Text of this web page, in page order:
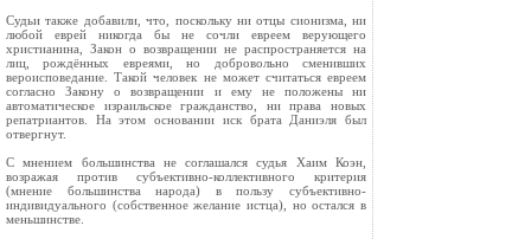
Судьи также добавили, что, поскольку ни отцы сионизма, ни
любой еврей никогда бы не сочли евреем верующего
христианина, Закон о возвращении не распространяется на
лиц, рождённых евреями, но добровольно сменивших
вероисповедание. Такой человек не может считаться евреем
согласно Закону о возвращении и ему не положены ни
автоматическое израильское гражданство, ни права новых
репатриантов. На этом основании иск брата Даниэля был
отвергнут.
С мнением большинства не соглашался судья Хаим Коэн,
возражая против субъективно-коллективного критерия
(мнение большинства народа) в пользу субъективно-
индивидуального (собственное желание истца), но остался в
меньшинстве.